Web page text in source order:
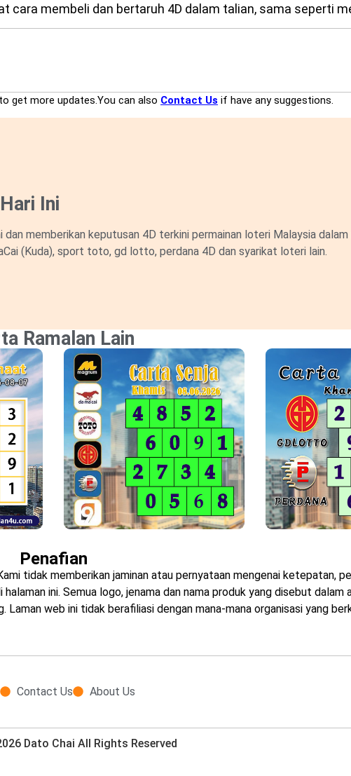
cara membeli dan bertaruh 4D dalam talian, sama seperti
to get more updates.You can also Contact Us if have any suggestions.
Ini
dan memberikan keputusan 4D terkini permainan loteri Malaysia dalam
(Kuda), sport toto, gd lotto, perdana 4D dan syarikat loteri lain.
Ramalan Lain
Penafian
tidak memberikan jaminan atau pernyataan mengenai ketepatan,
ini. Semua logo, jenama dan nama produk yang disebut dalam
web ini tidak berafiliasi dengan mana-mana organisasi yang
Contact Us About Us
Dato Chai All Rights Reserved